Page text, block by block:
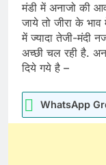
मंडी में अनाजो की
जाये तो जीरा के
में ज्यादा तेजी-मंदी
अच्छी चल रही है.
दिये गये है –
WhatsApp